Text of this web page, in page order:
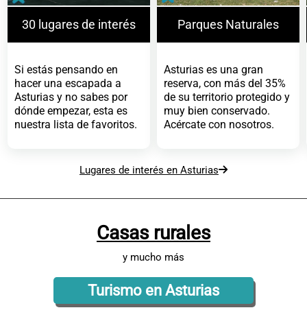
30 lugares de interés
Si estás pensando en
hacer una escapada a
Asturias y no sabes por
dónde empezar, esta es
nuestra lista de favoritos.
Parques Naturales
Asturias es una gran
reserva, con más del 35%
de su territorio protegido y
muy bien conservado.
Acércate con nosotros.
Lugares de interés en Asturias
Casas rurales
y mucho más
Turismo en Asturias